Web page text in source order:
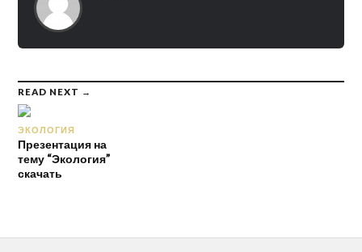
READ NEXT →
ЭКОЛОГИЯ
Презентация на
тему “Экология”
скачать